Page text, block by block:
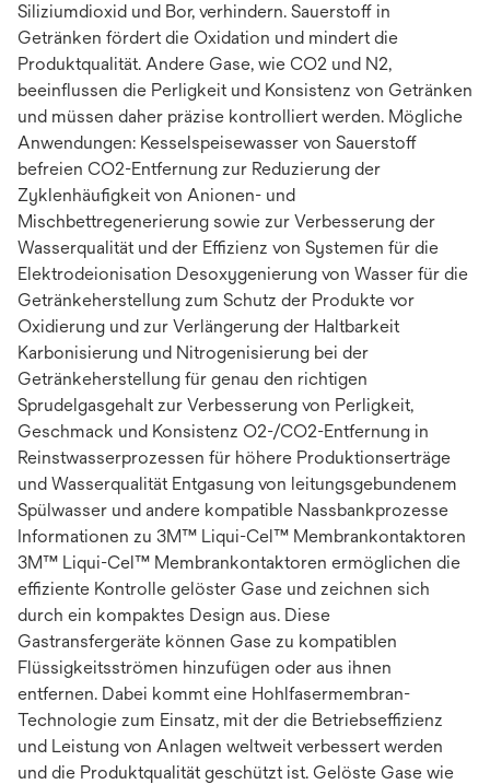
Siliziumdioxid und Bor, verhindern. Sauerstoff in
Getränken fördert die Oxidation und mindert die
Produktqualität. Andere Gase, wie CO2 und N2,
beeinflussen die Perligkeit und Konsistenz von Getränken
und müssen daher präzise kontrolliert werden. Mögliche
Anwendungen: Kesselspeisewasser von Sauerstoff
befreien CO2-Entfernung zur Reduzierung der
Zyklenhäufigkeit von Anionen- und
Mischbettregenerierung sowie zur Verbesserung der
Wasserqualität und der Effizienz von Systemen für die
Elektrodeionisation Desoxygenierung von Wasser für die
Getränkeherstellung zum Schutz der Produkte vor
Oxidierung und zur Verlängerung der Haltbarkeit
Karbonisierung und Nitrogenisierung bei der
Getränkeherstellung für genau den richtigen
Sprudelgasgehalt zur Verbesserung von Perligkeit,
Geschmack und Konsistenz O2-/CO2-Entfernung in
Reinstwasserprozessen für höhere Produktionserträge
und Wasserqualität Entgasung von leitungsgebundenem
Spülwasser und andere kompatible Nassbankprozesse
Informationen zu 3M™ Liqui-Cel™ Membrankontaktoren
3M™ Liqui-Cel™ Membrankontaktoren ermöglichen die
effiziente Kontrolle gelöster Gase und zeichnen sich
durch ein kompaktes Design aus. Diese
Gastransfergeräte können Gase zu kompatiblen
Flüssigkeitsströmen hinzufügen oder aus ihnen
entfernen. Dabei kommt eine Hohlfasermembran-
Technologie zum Einsatz, mit der die Betriebseffizienz
und Leistung von Anlagen weltweit verbessert werden
und die Produktqualität geschützt ist. Gelöste Gase wie